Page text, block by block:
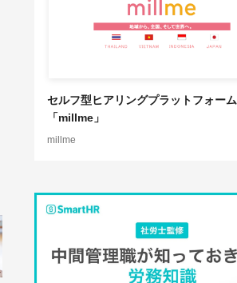
セルフ型ヒアリングプラットフォーム
「millme」
millme